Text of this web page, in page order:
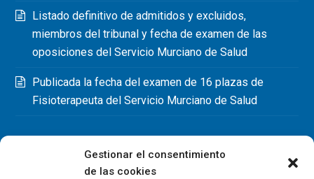
Gestionar el consentimiento
de las cookies
Listado definitivo de admitidos y excluidos,
miembros del tribunal y fecha de examen de las
oposiciones del Servicio Murciano de Salud
Publicada la fecha del examen de 16 plazas de
Fisioterapeuta del Servicio Murciano de Salud